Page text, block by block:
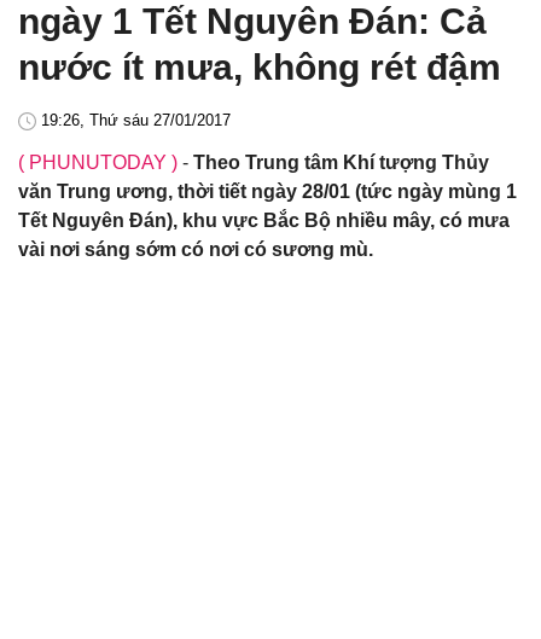
ngày 1 Tết Nguyên Đán: Cả
nước ít mưa, không rét đậm
19:26, Thứ sáu 27/01/2017
( PHUNUTODAY ) - Theo Trung tâm Khí tượng Thủy
văn Trung ương, thời tiết ngày 28/01 (tức ngày mùng 1
Tết Nguyên Đán), khu vực Bắc Bộ nhiều mây, có mưa
vài nơi sáng sớm có nơi có sương mù.